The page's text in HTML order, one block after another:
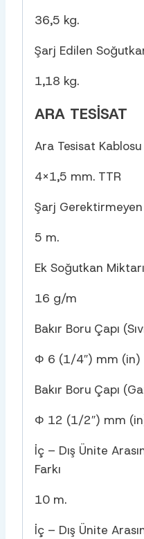
36,5 kg.
Şarj Edilen
1,18 kg.
ARA TESISAT
Ara Tesisat
4×1,5 mm. TTR
Şarj
5 m.
Ek Soğutkan Miktarı
16 g/m
Bakır Boru Çapı
Φ 6 (1/4″) mm (in)
Bakır Boru Çapı
Φ 12 (1/2″) mm
İç – Dış Ünite
Farkı
10 m.
İç – Dış Ünite